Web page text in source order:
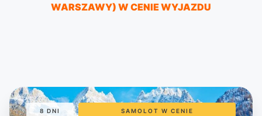
WARSZAWY) W CENIE WYJAZDU
8 DNI SAMOLOT W CENIE